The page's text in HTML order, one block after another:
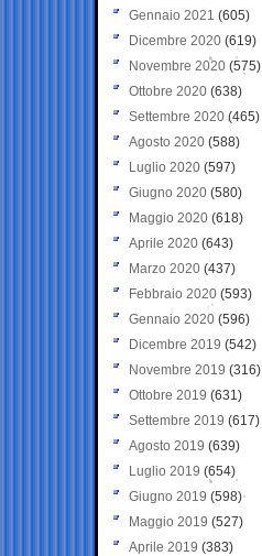
Gennaio 2021 (605)
Dicembre 2020 (619)
Novembre 2020 (575)
Ottobre 2020 (638)
Settembre 2020(465)
Agosto 2020 (588)
Luglio 2020 (597)
Giugno 2020 (580)
Maggio 2020 (618)
Aprile 2020 (643)
Marzo 2020 (437)
Febbraio 2020 (593)
Gennaio 2020 (596)
Dicembre 2019 (542)
Novembre 2019 (316)
Ottobre 2019 (631)
Settembre 2019 (617)
Agosto 2019 (639)
Luglio 2019 (654)
Giugno 2019 (598)
Maggio 2019 (527)
Aprile 2019 (383)